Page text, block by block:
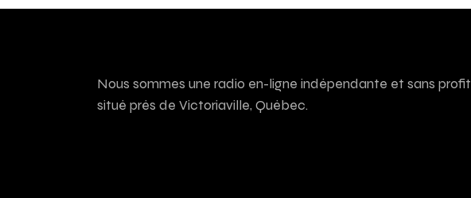
Nous sommes une radio en-ligne indépendante et sans profit
situé près de Victoriaville, Québec.